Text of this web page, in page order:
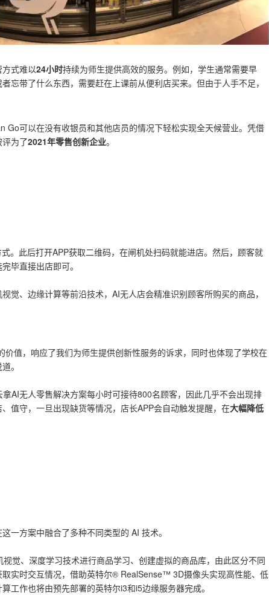
式难以24小时持续为师生提供高效的服务。例如，学生通常需要早
忘带了什么东西，需要赶在上课前从便利店买来。但由于人手不足，
Go可以在没有收银员和其他店员的情况下轻松实现全天候营业。凭借
为了2021年零售创新企业。
。 此后打开APP获取二维码，在闸机处扫码就能进店。 然后，顾客就
毕直接出店即可。
觉、边缘计算等前沿技术，AI无人店会精准识别顾客所购买的商品，
值，响应了我们为师生提供创新性服务的诉求，同时也体现了学校在
。
AI无人零售解决方案每小时可接待800名顾客，因此几乎不会出现排
值守，一旦出现缺货等情况，店长APP会自动触发提醒，在大幅降低
一方案中融合了多种不同类型的 AI 技术。
觉、深度学习技术进行商品学习、创建虚拟的商品库，由此区分不同
实时交互情况，借助英特尔® RealSense™ 3D摄像头实现高性能、低
工作也将由预先部署的英特尔i3和i5边缘服务器完成。